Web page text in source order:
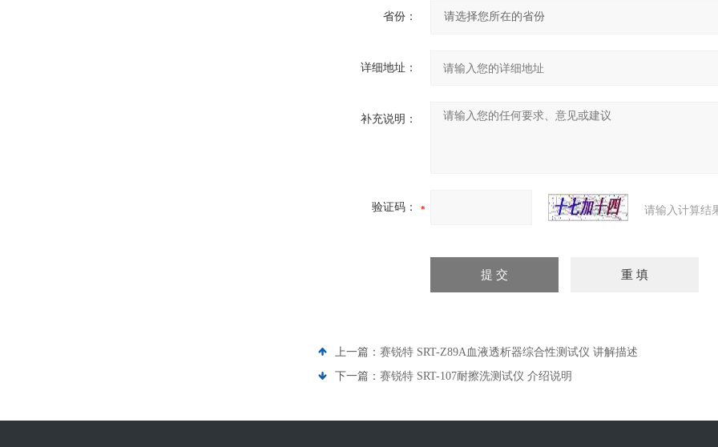
省份：
详细地址：
补充说明：
验证码： 请输入计算结
上一篇： 赛锐特 SRT-Z89A血液透析器综合性测试仪 讲解描述
下一篇： 赛锐特 SRT-107耐擦洗测试仪 介绍说明